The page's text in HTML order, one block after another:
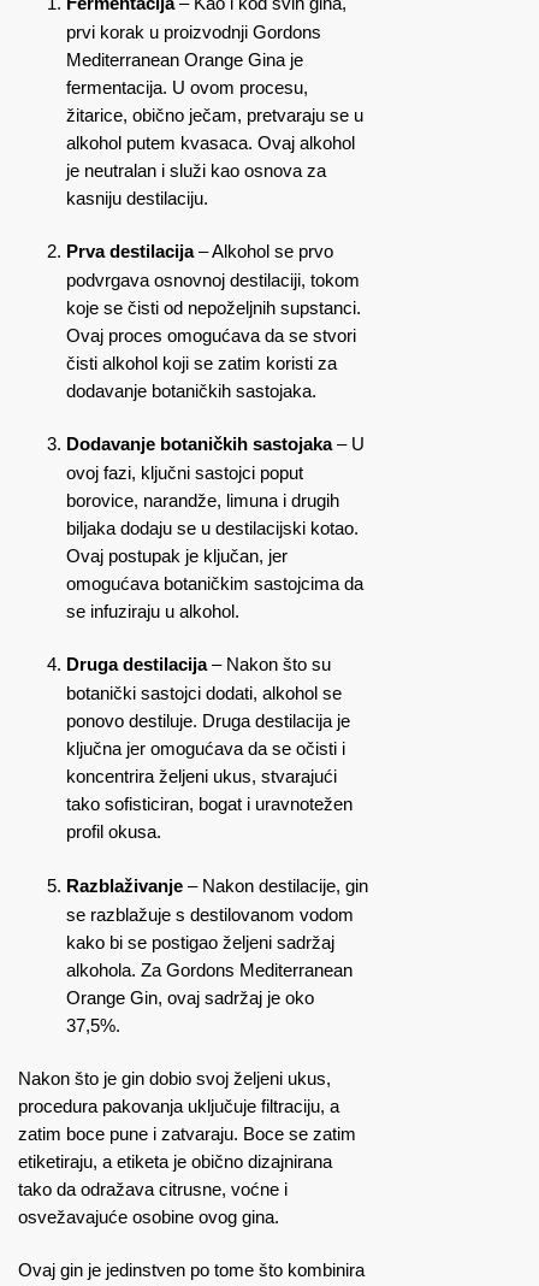
prvi korak u proizvodnji Gordons
Mediterranean Orange Gina je
fermentacija. U ovom procesu,
žitarice, obično ječam, pretvaraju se u
alkohol putem kvasaca. Ovaj alkohol
je neutralan i služi kao osnova za
kasniju destilaciju.
Prva destilacija– Alkohol se prvo
podvrgava osnovnoj destilaciji, tokom
koje se čisti od nepoželjnih supstanci.
Ovaj proces omogućava da se stvori
čisti alkohol koji se zatim koristi za
dodavanje botaničkih sastojaka.
Dodavanje botaničkih sastojaka– U
ovoj fazi, ključni sastojci poput
borovice, narandže, limuna i drugih
biljaka dodaju se u destilacijski kotao.
Ovaj postupak je ključan, jer
omogućava botaničkim sastojcima da
se infuziraju u alkohol.
Druga destilacija– Nakon što su
botanički sastojci dodati, alkohol se
ponovo destiluje. Druga destilacija je
ključna jer omogućava da se očisti i
koncentrira željeni ukus, stvarajući
tako sofisticiran, bogat i uravnotežen
profil okusa.
Razblaživanje – Nakon destilacije, gin
se razblažuje s destilovanom vodom
kako bi se postigao željeni sadržaj
alkohola. Za Gordons Mediterranean
Orange Gin, ovaj sadržaj je oko
37,5%.
Nakon što je gin dobio svoj željeni ukus,
procedura pakovanja uključuje filtraciju, a
zatim boce pune i zatvaraju. Boce se zatim
etiketiraju, a etiketa je obično dizajnirana
tako da odražava citrusne, voćne i
osvežavajuće osobine ovog gina.
Ovaj gin je jedinstven po tome što kombinira